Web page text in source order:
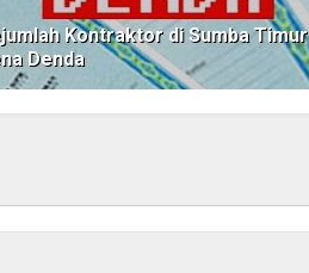
Kontraktor di Sumba Timur
Denda